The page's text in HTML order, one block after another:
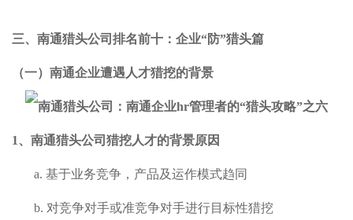
三、南通猎头公司排名前十：企业“防”猎头篇
（一）南通企业遭遇人才猎挖的背景
1、 南通猎头公司猎挖人才的背景原因
a. 基于业务竞争，产品及运作模式趋同
b. 对竞争对手或准竞争对手进行目标性猎挖